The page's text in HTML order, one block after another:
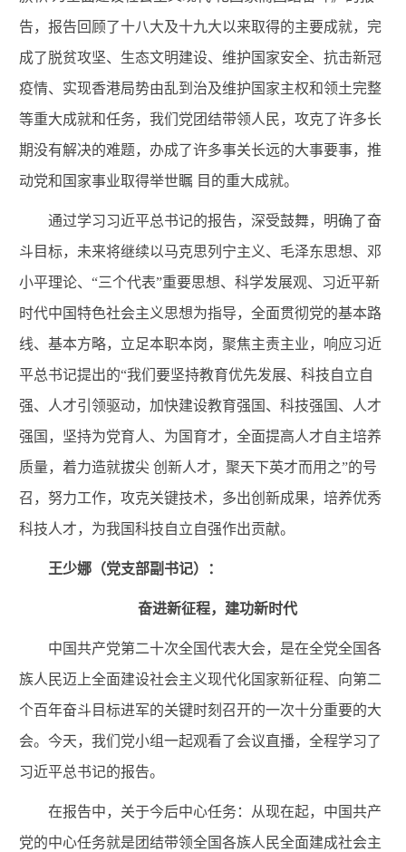
告，报告回顾了十八大及十九大以来取得的主要成就， 完
成了脱贫攻坚、 生态文明建设、 维护国家安全、抗击新冠
疫情、 实现香港局势由乱到治及维护国家主权和领土完整
等重大成就和任务， 我们党团结带领人民，攻克了许多长
期没有解决的难题，办成了许多事关长远的大事要事，推
动党和国家事业取得举世瞩 目的重大成就。
通过学习习近平总书记的报告，深受鼓舞，明确了奋
斗目标，未来将继续以马克思列宁主义、毛泽东思想、邓
小平理论、“三个代表”重要思想、科学发展观、习近平新
时代中国特色社会主义思想为指导，全面贯彻党的基本路
线、基本方略， 立足本职本岗，聚焦主责主业，响应习近
平总书记提出的“我们要坚持教育优先发展、科技自立自
强、人才引领驱动，加快建设教育强国、科技强国、人才
强国，坚持为党育人、为国育才，全面提高人才自主培养
质量，着力造就拔尖 创新人才，聚天下英才而用之”的号
召，努力工作，攻克关键技术，多出创新成果，培养优秀
科技人才，为我国科技自立自强作出贡献。
王少娜（党支部副书记）：
奋进新征程，建功新时代
中国共产党第二十次全国代表大会，是在全党全国各
族人民迈上全面建设社会主义现代化国家新征程、向第二
个百年奋斗目标进军的关键时刻召开的一次十分重要的大
会。今天，我们党小组一起观看了会议直播，全程学习了
习近平总书记的报告。
在报告中，关于今后中心任务：从现在起，中国共产
党的中心任务就是团结带领全国各族人民全面建成社会主